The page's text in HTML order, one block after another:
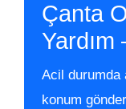
Çanta
Yardım
Acil durumda
konum